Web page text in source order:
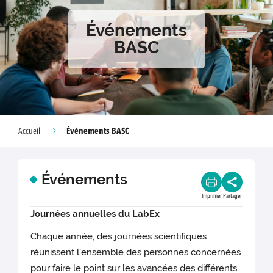
Événements
BASC
Accueil Événements BASC
Événements
Imprimer Partager
Journées annuelles du LabEx
Chaque année, des journées scientifiques
réunissent l'ensemble des personnes concernées
pour faire le point sur les avancées des différents